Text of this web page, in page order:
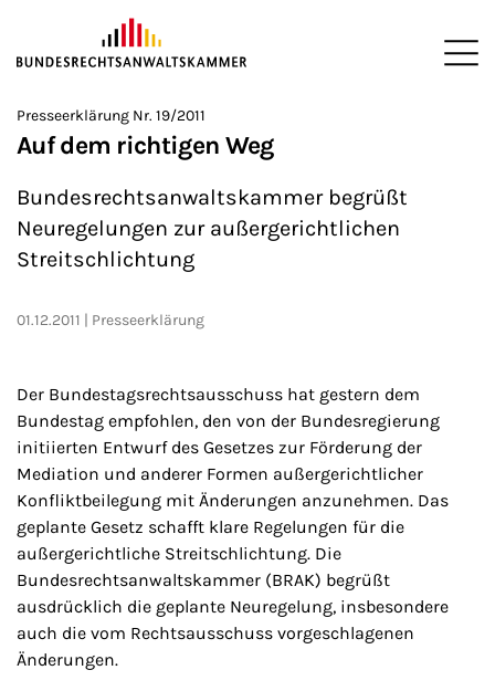
ZUM HAUPTINHALT SPRINGEN
Sie befinden sich hier:
>
Startseite
>
Presse
>
Presseerklärungen
Presseerklärung Nr. 19/2011
Auf dem richtigen Weg
Bundesrechtsanwaltskammer begrüßt
Neuregelungen zur außergerichtlichen
Streitschlichtung
01.12.2011 Presseerklärung
Der Bundestagsrechtsausschuss hat gestern dem
Bundestag empfohlen, den von der Bundesregierung
initiierten Entwurf des Gesetzes zur Förderung der
Mediation und anderer Formen außergerichtlicher
Konfliktbeilegung mit Änderungen anzunehmen. Das
geplante Gesetz schafft klare Regelungen für die
außergerichtliche Streitschlichtung. Die
Bundesrechtsanwaltskammer (BRAK) begrüßt
ausdrücklich die geplante Neuregelung, insbesondere
auch die vom Rechtsausschuss vorgeschlagenen
Änderungen.